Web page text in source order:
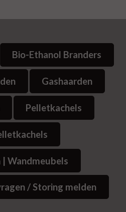
Bio-Ethanol Branders
Gashaarden
Pelletkachels
| Wandmeubels
/ Storing melden